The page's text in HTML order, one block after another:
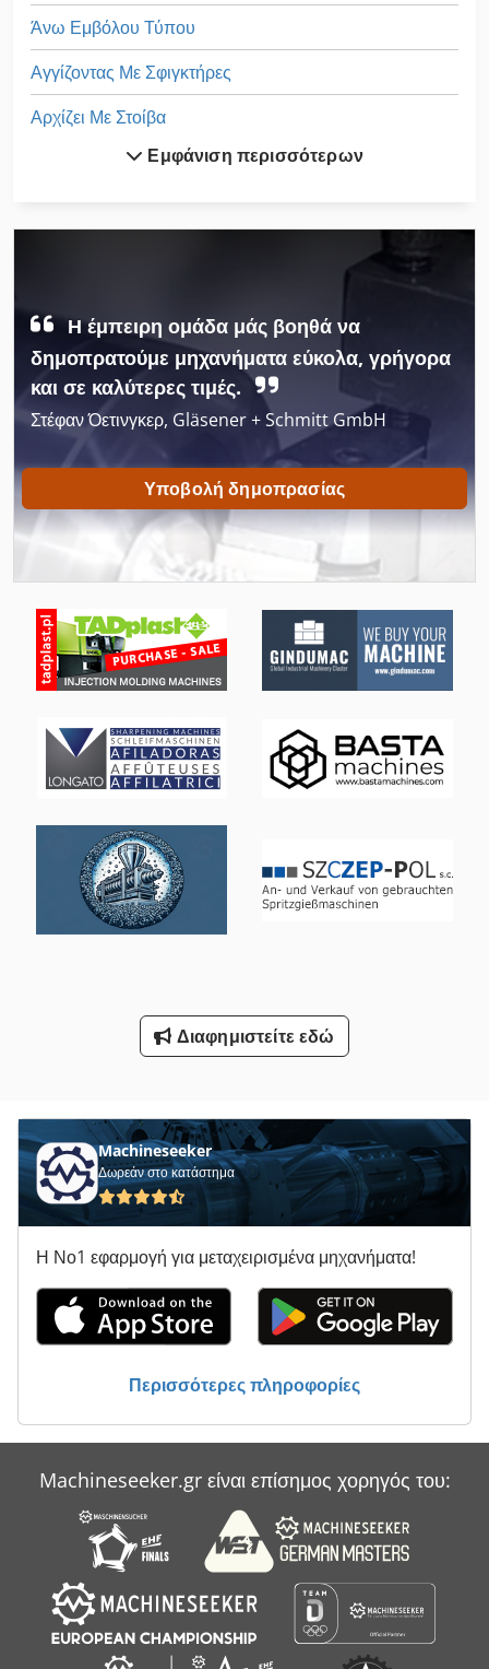
Άνω Εμβόλου Τύπου
Αγγίζοντας Με Σφιγκτήρες
Αρχίζει Με Στοίβα
Είδα Κατασκευή Άξονα
Κατασκευή Σκαλοπατιών
Κατασκευών Και Κατεδαφίσεων
Κοπή Με Λέιζερ
Κοπής 125 Mm
Λήδα Φορτιστής 24
Μεταλλική Κατασκευή
Μηχανή Περιστροφικών Μεταφοράς
Οι Ζαχαροπλάστες
Πένσα Με Σκίσιμο Στο Πλάι
Περιφράξεων Κατασκευή
Πλαίσιο Κλείδωμα
Τησ Ογαπ
Φρέζες Με Πεντάγωνες Πινακίδες
Χαρτί Και Ύφασμα Τύπου
Εμφάνιση περισσότερων
Η έμπειρη ομάδα μάς βοηθά να
δημοπρατούμε μηχανήματα εύκολα, γρήγορα
και σε καλύτερες τιμές.
Στέφαν Όετινγκερ, Gläsener + Schmitt GmbH
Υποβολή δημοπρασίας
Διαφημιστείτε εδώ
Machineseeker
Δωρεάν στο κατάστημα
Η Νο1 εφαρμογή για μεταχειρισμένα μηχανήματα!
Περισσότερες πληροφορίες
Machineseeker.gr είναι επίσημος χορηγός του: